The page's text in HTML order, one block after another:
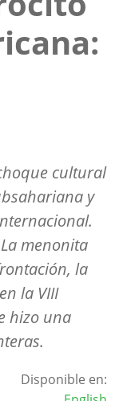
cultural
y
menonita
la
la VIII
hizo una
Disponible en: